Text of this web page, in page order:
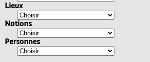
Lieux
Notions
Personnes